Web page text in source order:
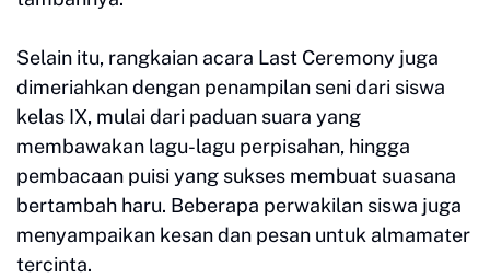
Selain itu, rangkaian acara Last Ceremony juga
dimeriahkan dengan penampilan seni dari siswa
kelas IX, mulai dari paduan suara yang
membawakan lagu-lagu perpisahan, hingga
pembacaan puisi yang sukses membuat suasana
bertambah haru. Beberapa perwakilan siswa juga
menyampaikan kesan dan pesan untuk almamater
tercinta.